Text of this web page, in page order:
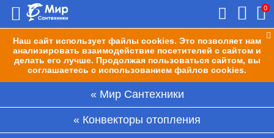
Наш сайт использует файлы cookies. Это позволяет нам
анализировать взаимодействие посетителей с сайтом и
делать его лучше. Продолжая пользоваться сайтом, вы
соглашаетесь с использованием файлов cookies.
0
Мир Сантехники
Конвекторы отопления